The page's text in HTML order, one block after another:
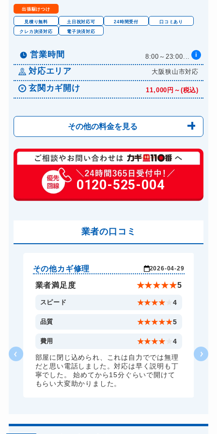
出張駆けつけ
見積り無料 土日祝対応可 24時間受付
口コミあり
クレカ決済対応
電子決済対応
営業時間 8:00～23:00... i
対応エリア 大阪狭山市対応
玄関カギ開け 11,000円～(税込)
その他の料金を見る
玄関カギ修理 6,600円～(税込)
玄関カギ交換 14,300円～(税込)
金庫カギ開け 14,300円～(税込)
0120-525-004
業者の口コミ
その他カギ修理 2026-04-29
業者満足度 ★★★★★5
スピード ★★★★ 4
品質 ★★★★★5
費用 ★★★★ 4
部屋に閉じ込められ、これは自力ででは無理
だと思い電話しました。対応は早く説明も丁
寧でした。 始めてから15分ぐらいで開けて
もらい大変助かりました。